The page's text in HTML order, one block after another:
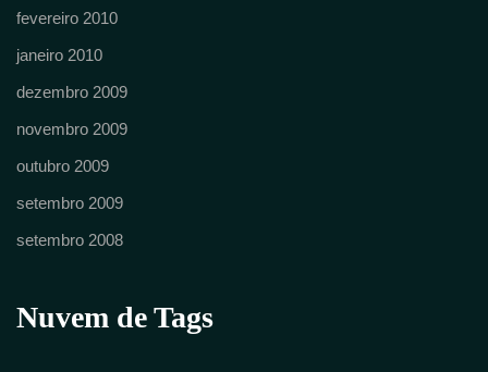
fevereiro 2010
janeiro 2010
dezembro 2009
novembro 2009
outubro 2009
setembro 2009
setembro 2008
Nuvem de Tags